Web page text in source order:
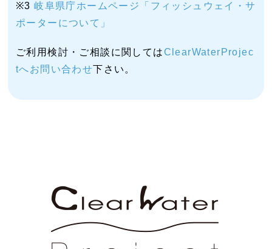
※3岐阜県庁ホームページ「フィッシュウェイ・サ
ポーターについて」
ご利用検討・ご相談に関してはClearWaterProjec
tへお問い合わせ下さい。